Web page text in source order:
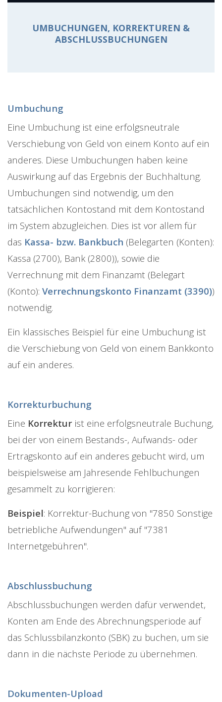
UMBUCHUNGEN, KORREKTUREN &
ABSCHLUSSBUCHUNGEN
Umbuchung
Eine Umbuchung ist eine erfolgsneutrale
Verschiebung von Geld von einem Konto auf ein
anderes. Diese Umbuchungen haben keine
Auswirkung auf das Ergebnis der Buchhaltung.
Umbuchungen sind notwendig, um den
tatsächlichen Kontostand mit dem Kontostand
im System abzugleichen. Dies ist vor allem für
das Kassa- bzw. Bankbuch (Belegarten (Konten):
Kassa (2700), Bank (2800)), sowie die
Verrechnung mit dem Finanzamt (Belegart
(Konto): Verrechnungskonto Finanzamt (3390))
notwendig.
Ein klassisches Beispiel für eine Umbuchung ist
die Verschiebung von Geld von einem Bankkonto
auf ein anderes.
Korrekturbuchung
Eine Korrektur ist eine erfolgsneutrale Buchung,
bei der von einem Bestands-, Aufwands- oder
Ertragskonto auf ein anderes gebucht wird, um
beispielsweise am Jahresende Fehlbuchungen
gesammelt zu korrigieren:
Beispiel: Korrektur-Buchung von "7850 Sonstige
betriebliche Aufwendungen" auf "7381
Internetgebühren".
Abschlussbuchung
Abschlussbuchungen werden dafür verwendet,
Konten am Ende des Abrechnungsperiode auf
das Schlussbilanzkonto (SBK) zu buchen, um sie
dann in die nächste Periode zu übernehmen.
Dokumenten-Upload